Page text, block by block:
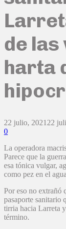
de las
harta
22 julio, 2021 22
0
La operadora
Parece que la
esa tónica vulgar,
como pez en el
Por eso no extrañó
pasaporte sanitario
tirria hacia Larreta
término.